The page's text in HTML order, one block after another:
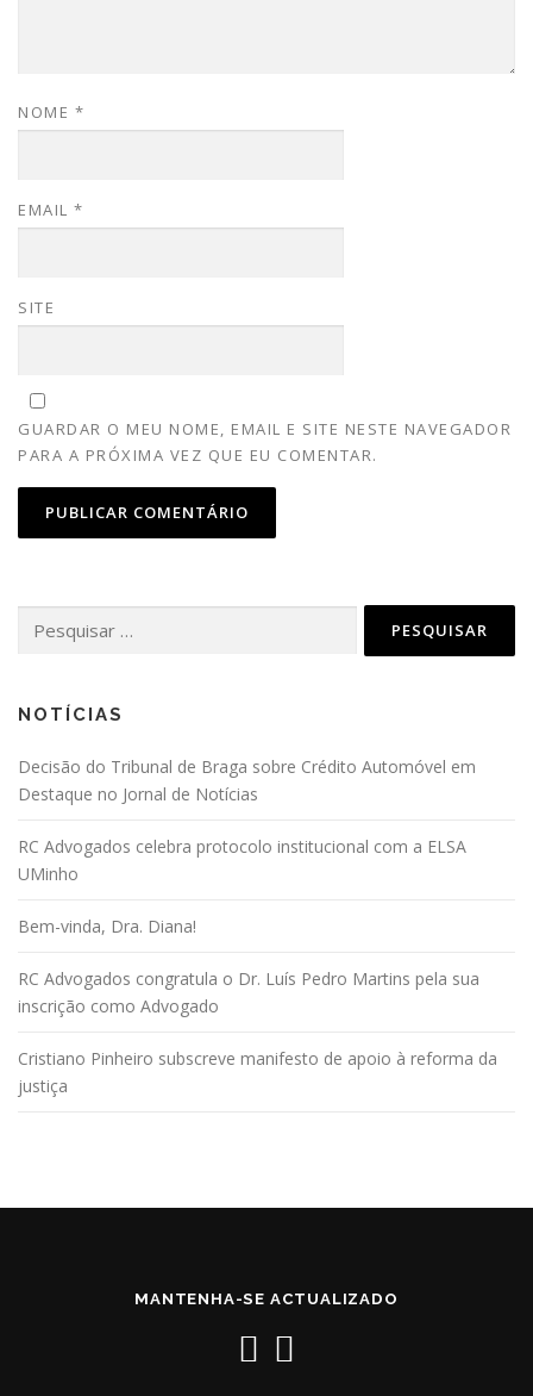
NOME *
EMAIL *
SITE
GUARDAR O MEU NOME, EMAIL E SITE NESTE NAVEGADOR
PARA A PRÓXIMA VEZ QUE EU COMENTAR.
por:
NOTÍCIAS
Decisão do Tribunal de Braga sobre Crédito Automóvel em
Destaque no Jornal de Notícias
RC Advogados celebra protocolo institucional com a ELSA
UMinho
Bem-vinda, Dra. Diana!
RC Advogados congratula o Dr. Luís Pedro Martins pela sua
inscrição como Advogado
Cristiano Pinheiro subscreve manifesto de apoio à reforma da
justiça
MANTENHA-SE ACTUALIZADO